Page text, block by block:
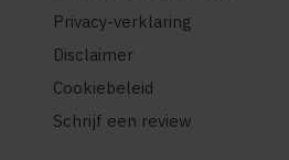
Privacy-verklaring
Disclaimer
Cookiebeleid
Schrijf een review